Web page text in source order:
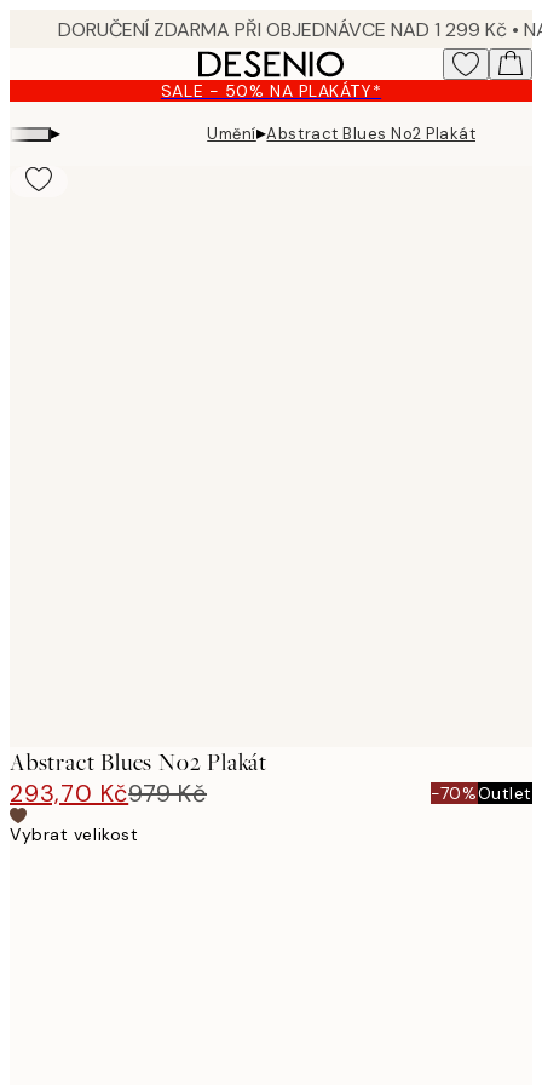
content.
SALE - 50% NA PLAKÁTY*
▸ Umění▸Abstract Blues No2 Plakát
Abstract Blues No2 Plakát
293,70 Kč979 Kč -70%Outlet
Vybrat velikost